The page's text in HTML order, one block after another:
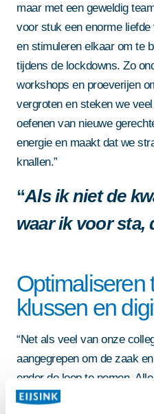
maar met een geweldig
voor stuk een enorme
en stimuleren elkaar om te
tijdens de lockdowns. Zo
workshops en proeverijen
vergroten en steken we
oefenen van nieuwe
energie en maakt dat we
knallen.”
Als ik niet de
waar ik voor sta,
Optimaliseren
klussen en
“Net als veel van onze
aangegrepen om de zaak
onder de loep te nemen.
vloeren geschrobd,